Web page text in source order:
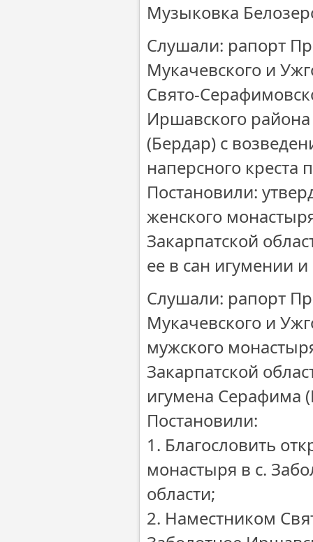
Музыковка
Слушали: рапорт
Мукачевского и
Свято-
Иршавского
(Бердар) с
наперсного креста
Постановили:
женского
Закарпатской
ее в сан игумении
Слушали: рапорт
Мукачевского и
мужского
Закарпатской
игумена Серафима
Постановили:
1. Благословить
монастыря в с.
области;
2. Наместником